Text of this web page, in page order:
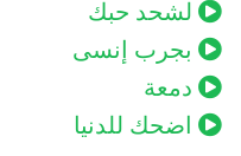
لشحد حبك
بجرب إنسى
دمعة
اضحك للدنيا